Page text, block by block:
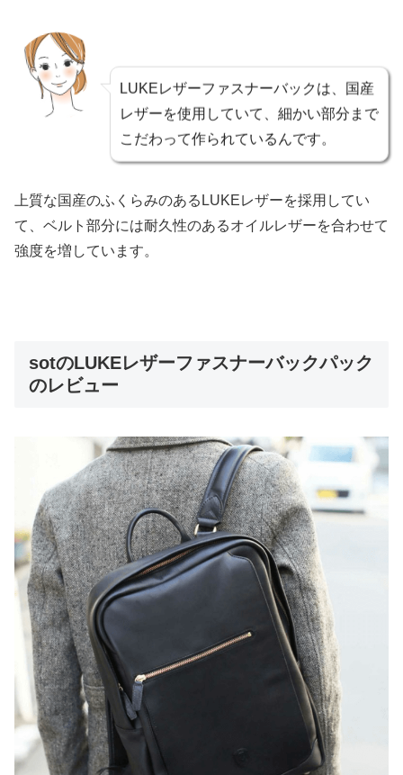
LUKEレザーファスナーバックは、国産
レザーを使用していて、細かい部分まで
こだわって作られているんです。
上質な国産のふくらみのあるLUKEレザーを採用してい
て、ベルト部分には耐久性のあるオイルレザーを合わせて
強度を増しています。
sotのLUKEレザーファスナーバックパック
のレビュー